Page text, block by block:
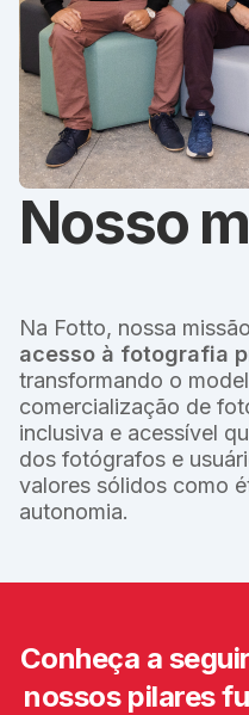
Nosso
Na Fotto, nossa
acesso à fotografia
transformando o
comercialização de
inclusiva e acessível
dos fotógrafos e
valores sólidos como
autonomia.
Conheça a
nossos pilares